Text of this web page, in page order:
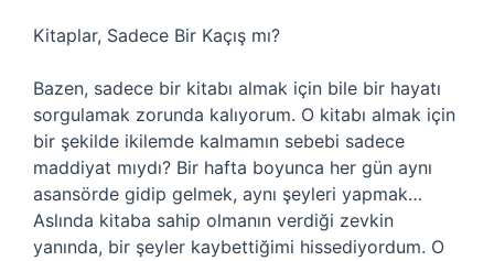
Kitaplar, Sadece Bir Kaçış mı?
Bazen, sadece bir kitabı almak için bile bir hayatı
sorgulamak zorunda kalıyorum. O kitabı almak için
bir şekilde ikilemde kalmamın sebebi sadece
maddiyat mıydı? Bir hafta boyunca her gün aynı
asansörde gidip gelmek, aynı şeyleri yapmak…
Aslında kitaba sahip olmanın verdiği zevkin
yanında, bir şeyler kaybettiğimi hissediyordum. O